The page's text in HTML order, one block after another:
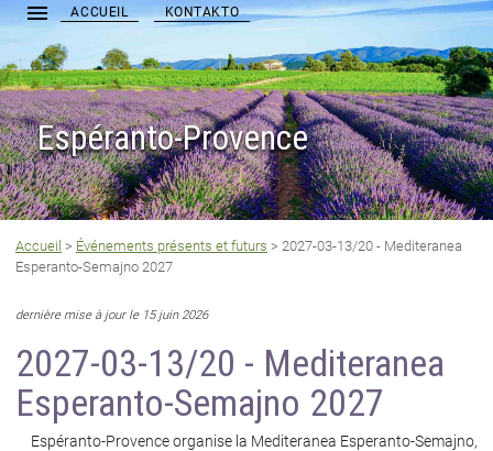
[../IMG
menu ACCUEIL KONTAKTO
Espéranto-Provence
Accueil > Événements présents et futurs > 2027-03-13/20 - Mediteranea
Esperanto-Semajno 2027
dernière mise à jour le 15 juin 2026
2027-03-13/20 - Mediteranea
Esperanto-Semajno 2027
Espéranto-Provence organise la Mediteranea Esperanto-Semajno,